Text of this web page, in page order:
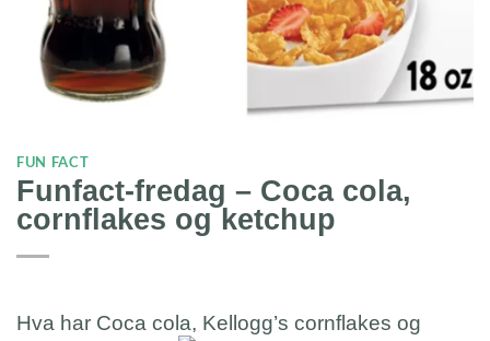
FUN FACT
Funfact-fredag – Coca cola,
cornflakes og ketchup
Hva har Coca cola, Kellogg’s cornflakes og